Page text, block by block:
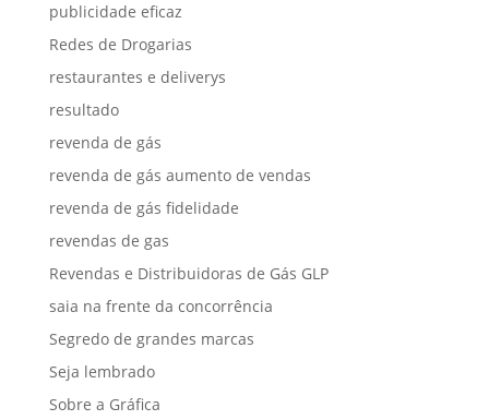
publicidade eficaz
Redes de Drogarias
restaurantes e deliverys
resultado
revenda de gás
revenda de gás aumento de vendas
revenda de gás fidelidade
revendas de gas
Revendas e Distribuidoras de Gás GLP
saia na frente da concorrência
Segredo de grandes marcas
Seja lembrado
Sobre a Gráfica